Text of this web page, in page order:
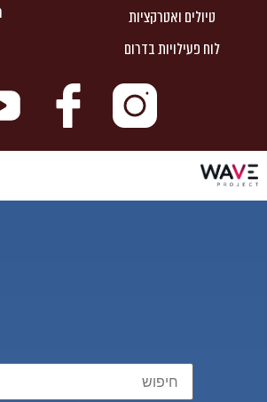
טיולים ואטרקציות
לוח פעילויות בדרום